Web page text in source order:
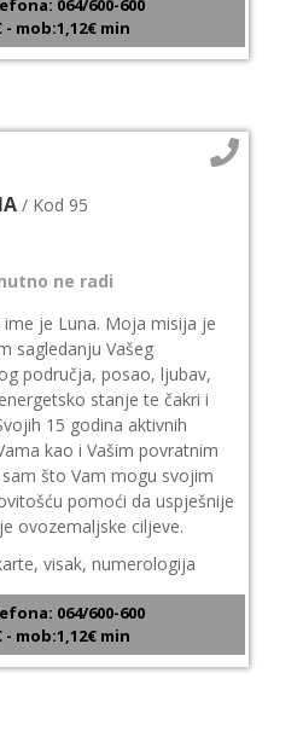
064/600-600
- mob:1,12€ min
/ Kod 95
ne radi
je Luna. Moja misija je
sagledanju Vašeg
područja, posao, ljubav,
stanje te čakri i
15 godina aktivnih
kao i Vašim povratnim
što Vam mogu svojim
pomoći da uspješnije
ovozemaljske ciljeve.
visak, numerologija
064/600-600
- mob:1,12€ min